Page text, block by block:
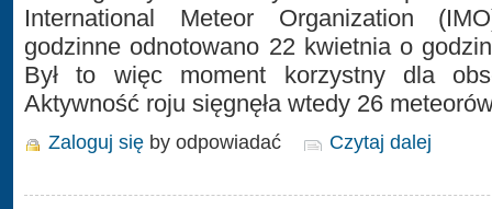
International Meteor Organization
godzinne odnotowano 22 kwietnia o
Był to więc moment korzystny dla
Aktywność roju sięgnęła wtedy 26
Zaloguj się by odpowiadać Czytaj dalej